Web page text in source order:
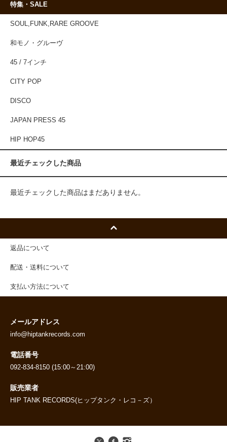
特集・SALE
SOUL,FUNK,RARE GROOVE
和モノ・グルーヴ
45 / 7インチ
CITY POP
DISCO
JAPAN PRESS 45
HIP HOP45
最近チェックした商品
最近チェックした商品はまだありません。
返品について
配送・送料について
支払い方法について
メールアドレス
info@hiptankrecords.com
電話番号
092-834-8150 (15:00～21:00)
販売業者
HIP TANK RECORDS(ヒップタンク・レコ－ズ）